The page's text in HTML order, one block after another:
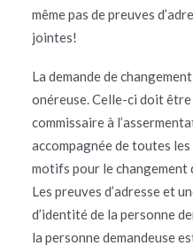
même pas de preuves
jointes!
La demande de
onéreuse. Celle-ci doit
commissaire à
accompagnée de toutes
motifs pour le
Les preuves d’adresse et
d’identité de la personne
la personne demandeuse